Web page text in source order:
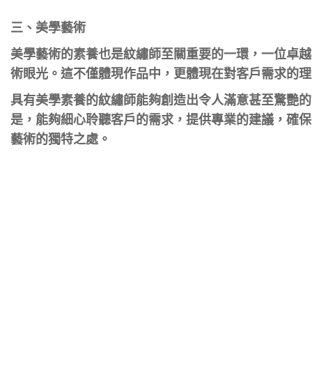
三、美學藝術
美學藝術的素養也是紋繡師至關重要的一環，一位卓
術眼光。這不僅體現作品中，更體現在對客戶需求的
具有美學素養的紋繡師能夠創造出令人滿意甚至驚艷
是，能夠細心聆聽客戶的需求，提供專業的建議，確
藝術的獨特之處。